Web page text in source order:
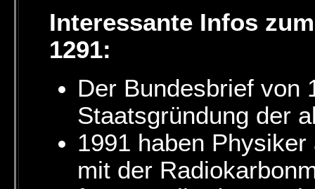
Interessante Infos
1291:
Der Bundesbrief von
Staatsgründung der
1991 haben
mit der